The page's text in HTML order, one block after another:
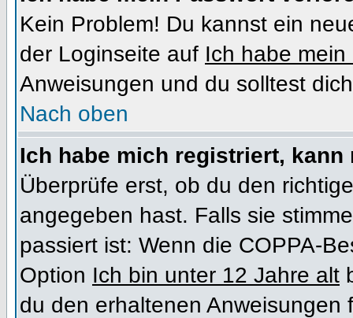
Kein Problem! Du kannst ein
der Loginseite auf Ich habe
Anweisungen und du solltest
Nach oben
Ich habe mich registriert,
Überprüfe erst, ob du den
angegeben hast. Falls sie
passiert ist: Wenn die COPPA-
Option Ich bin unter 12 Jahre alt
du den erhaltenen